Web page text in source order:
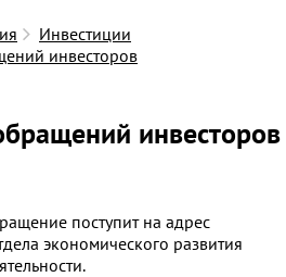
Инвестиции
инвесторов
инвесторов
поступит на адрес
экономического развития